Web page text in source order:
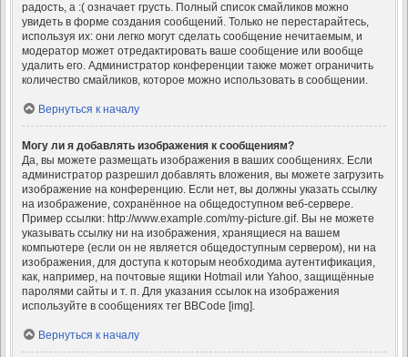
радость, а :( означает грусть. Полный список смайликов можно
увидеть в форме создания сообщений. Только не перестарайтесь,
используя их: они легко могут сделать сообщение нечитаемым, и
модератор может отредактировать ваше сообщение или вообще
удалить его. Администратор конференции также может ограничить
количество смайликов, которое можно использовать в сообщении.
Вернуться к началу
Могу ли я добавлять изображения к сообщениям?
Да, вы можете размещать изображения в ваших сообщениях. Если
администратор разрешил добавлять вложения, вы можете загрузить
изображение на конференцию. Если нет, вы должны указать ссылку
на изображение, сохранённое на общедоступном веб-сервере.
Пример ссылки: http://www.example.com/my-picture.gif. Вы не можете
указывать ссылку ни на изображения, хранящиеся на вашем
компьютере (если он не является общедоступным сервером), ни на
изображения, для доступа к которым необходима аутентификация,
как, например, на почтовые ящики Hotmail или Yahoo, защищённые
паролями сайты и т. п. Для указания ссылок на изображения
используйте в сообщениях тег BBCode [img].
Вернуться к началу